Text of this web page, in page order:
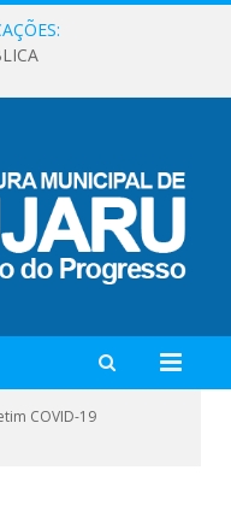
COVID-19